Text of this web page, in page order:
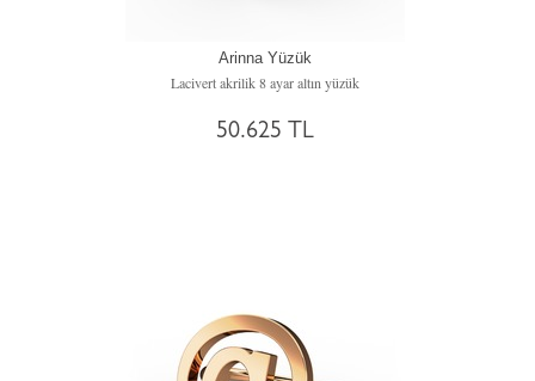
Arinna Yüzük
Lacivert akrilik 8 ayar altın yüzük
50.625 TL